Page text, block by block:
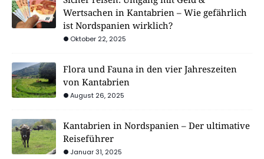
Wertsachen in Kantabrien – Wie gefährlich
ist Nordspanien wirklich?
Oktober 22, 2025
Flora und Fauna in den vier Jahreszeiten
von Kantabrien
August 26, 2025
Kantabrien in Nordspanien – Der ultimative
Reiseführer
Januar 31, 2025